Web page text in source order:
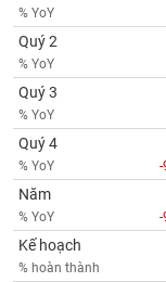
% YoY
Quý 2
% YoY
Quý 3
% YoY
Quý 4
% YoY -
Năm
% YoY -
Kế hoạch
% hoàn thành